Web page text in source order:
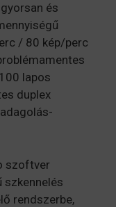
és
/ 80 kép/perc
lapos
duplex
szoftver
szkennelés
rendszerbe,